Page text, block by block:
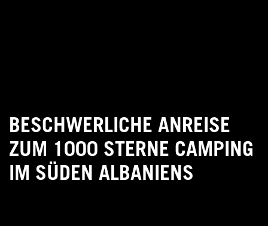
BESCHWERLICHE ANREISE
ZUM 1000 STERNE CAMPING
IM SÜDEN ALBANIENS